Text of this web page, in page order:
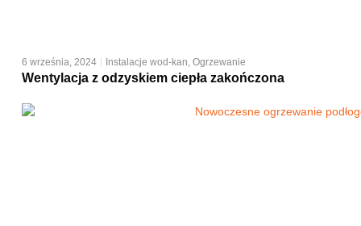
6 września, 2024 Instalacje wod-kan Ogrzewanie
Wentylacja z odzyskiem ciepła zakończona